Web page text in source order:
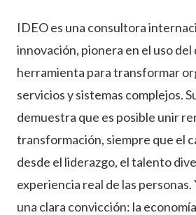
IDEO es una consultora
innovación, pionera en el uso del
herramienta para transformar
servicios y sistemas complejos.
demuestra que es posible unir
transformación, siempre que el
desde el liderazgo, el talento
experiencia real de las personas.
una clara convicción: la